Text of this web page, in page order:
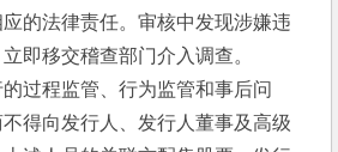
的法律责任。审核中发现涉嫌违
即移交稽查部门介入调查。
的过程监管、行为监管和事后问
得向发行人、发行人董事及高级